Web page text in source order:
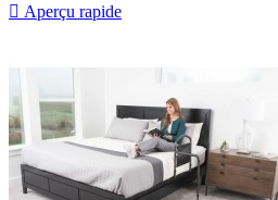
 Aperçu rapide